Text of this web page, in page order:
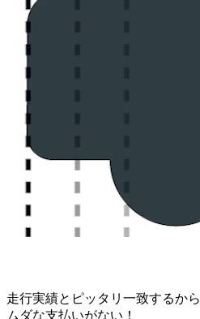
走行実績とピッタリ一致するから
ムダな支払いがない！